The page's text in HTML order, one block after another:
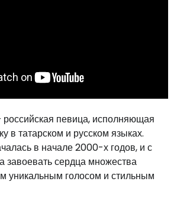
российская певица, исполняющая
в татарском и русском языках.
в начале 2000-х годов, и с
завоевать сердца множества
уникальным голосом и стильным